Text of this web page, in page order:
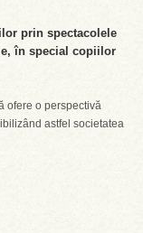
prin spectacolele
în special copiilor
ofere o perspectivă
astfel societatea